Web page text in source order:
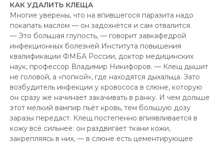
КАК УДАЛИТЬ КЛЕЩА
Многие уверены, что на впившегося паразита надо
покапать маслом — он задохнётся и сам отвалится.
— Это большая глупость, — говорит завкафедрой
инфекционных болезней Института повышения
квалификации ФМБА России, доктор медицинских
наук, профессор Владимир Никифоров. — Клещ дышит
не головой, а «попкой», где находятся дыхальца. Зато
возбудитель инфекции у кровососа в слюне, которую
он сразу же начинает закачивать в ранку. И чем дольше
этот мелкий вампир пьёт кровь, тем большую дозу
заразы передаст. Клещ постепенно впиявливается в
кожу всё сильнее: он раздвигает ткани кожи,
закрепляясь в них, — в слюне есть цементирующее